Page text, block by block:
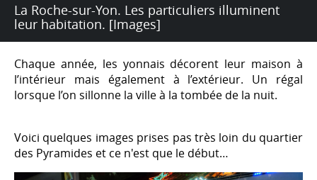
La Roche-sur-Yon. Les particuliers illuminent
leur habitation. [Images]
Chaque année, les yonnais décorent leur maison à
l’intérieur mais également à l’extérieur. Un régal
lorsque l’on sillonne la ville à la tombée de la nuit.
Voici quelques images prises pas très loin du quartier
des Pyramides et ce n'est que le début…